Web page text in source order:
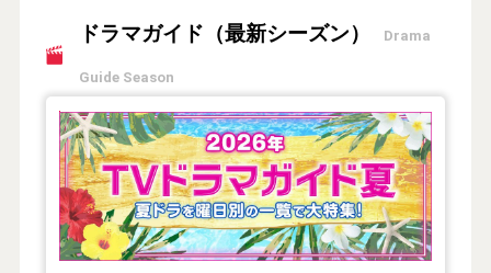
ドラマガイド（最新シーズン） Drama
Guide Season
【2026年夏】TVドラマガイド